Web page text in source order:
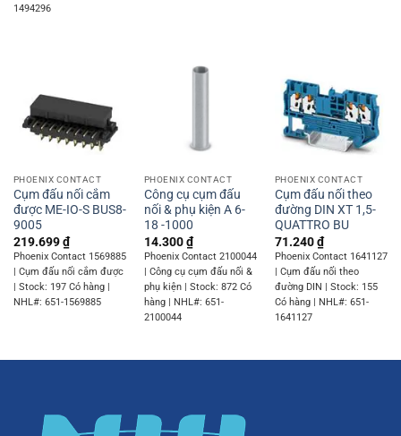
1494296
PHOENIX CONTACT
Cụm đấu nối cắm
được ME-IO-S BUS8-
9005
219.699₫
Phoenix Contact 1569885
| Cụm đấu nối cắm được
| Stock: 197 Có hàng |
NHL#: 651-1569885
PHOENIX CONTACT
Công cụ cụm đấu
nối & phụ kiện A 6-
18 -1000
14.300₫
Phoenix Contact 2100044
| Công cụ cụm đấu nối &
phụ kiện | Stock: 872 Có
hàng | NHL#: 651-
2100044
PHOENIX CONTACT
Cụm đấu nối theo
đường DIN XT 1,5-
QUATTRO BU
71.240₫
Phoenix Contact 1641127
| Cụm đấu nối theo
đường DIN | Stock: 155
Có hàng | NHL#: 651-
1641127